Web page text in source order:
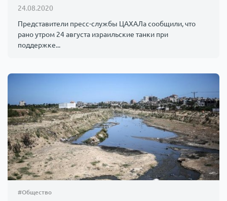
24.08.2020
Представители пресс-службы ЦАХАЛа сообщили, что
рано утром 24 августа израильские танки при
поддержке...
#Общество